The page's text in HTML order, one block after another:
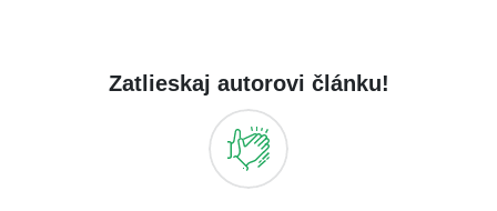
Zatlieskaj autorovi článku!